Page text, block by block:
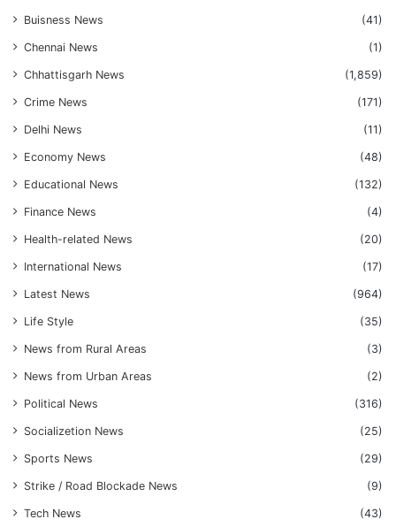
Buisness News (41)
Chennai News (1)
Chhattisgarh News (1,859)
Crime News (171)
Delhi News (11)
Economy News (48)
Educational News (132)
Finance News (4)
Health-related News (20)
International News (17)
Latest News (964)
Life Style (35)
News from Rural Areas (3)
News from Urban Areas (2)
Political News (316)
Socializetion News (25)
Sports News (29)
Strike / Road Blockade News (9)
Tech News (43)